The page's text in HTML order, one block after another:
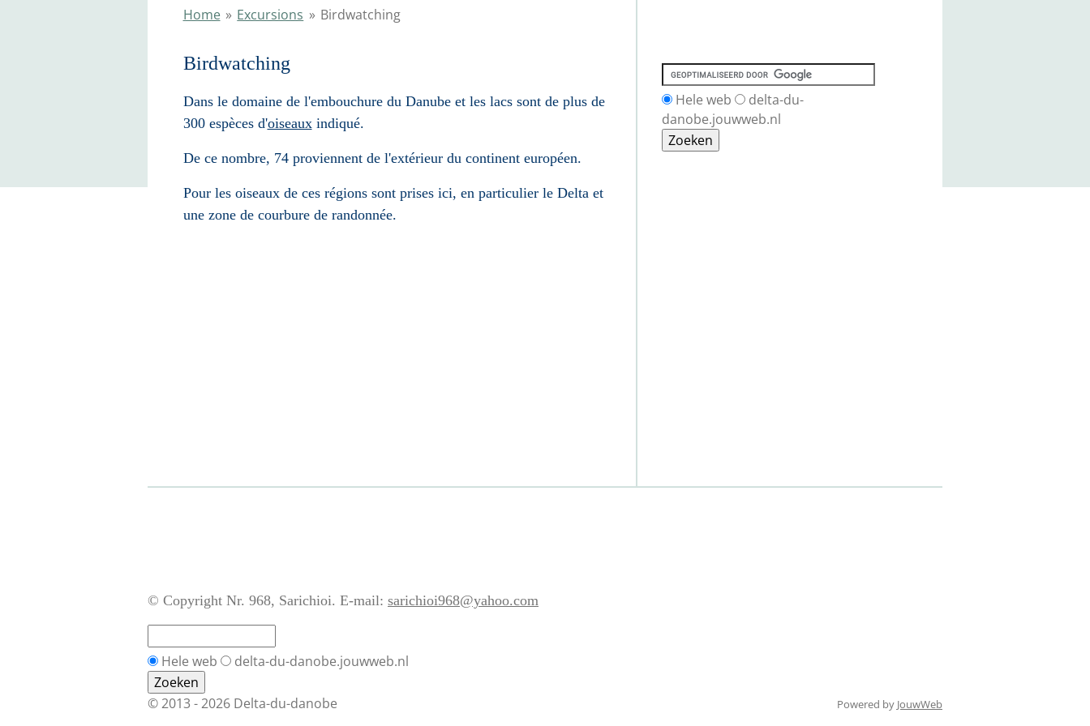
Home » Excursions » Birdwatching
Birdwatching
Dans le domaine de l'embouchure du Danube et les lacs sont de plus de
300 espèces d'oiseauxindiqué.
De ce nombre, 74 proviennent de l'extérieur du continent européen.
Pour les oiseaux de ces régions sont prises ici, en particulier le Delta et
une zone de courbure de randonnée.
Hele web
delta-du-
danobe.jouwweb.nl
© Copyright Nr. 968, Sarichioi. E-mail: sarichioi968@yahoo.com
Hele web delta-du-danobe.jouwweb.nl
© 2013 - 2026 Delta-du-danobe Powered by JouwWeb